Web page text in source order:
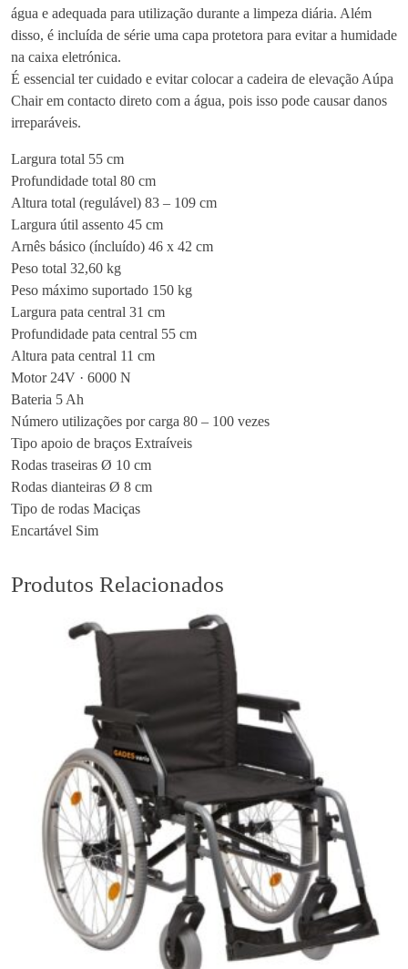
i
r
T
-
F
l
x
água e adequada para utilização durante a limpeza diária. Além
disso, é incluída de série uma capa protetora para evitar a humidade
na caixa eletrónica.
É essencial ter cuidado e evitar colocar a cadeira de elevação Aúpa
Chair em contacto direto com a água, pois isso pode causar danos
irreparáveis.
Largura total 55 cm
Profundidade total 80 cm
Altura total (regulável) 83 – 109 cm
Largura útil assento 45 cm
Arnês básico (íncluído) 46 x 42 cm
Peso total 32,60 kg
Peso máximo suportado 150 kg
Largura pata central 31 cm
Profundidade pata central 55 cm
Altura pata central 11 cm
Motor 24V · 6000 N
Bateria 5 Ah
Número utilizações por carga 80 – 100 vezes
Tipo apoio de braços Extraíveis
Rodas traseiras Ø 10 cm
Rodas dianteiras Ø 8 cm
Tipo de rodas Maciças
Encartável Sim
Produtos Relacionados